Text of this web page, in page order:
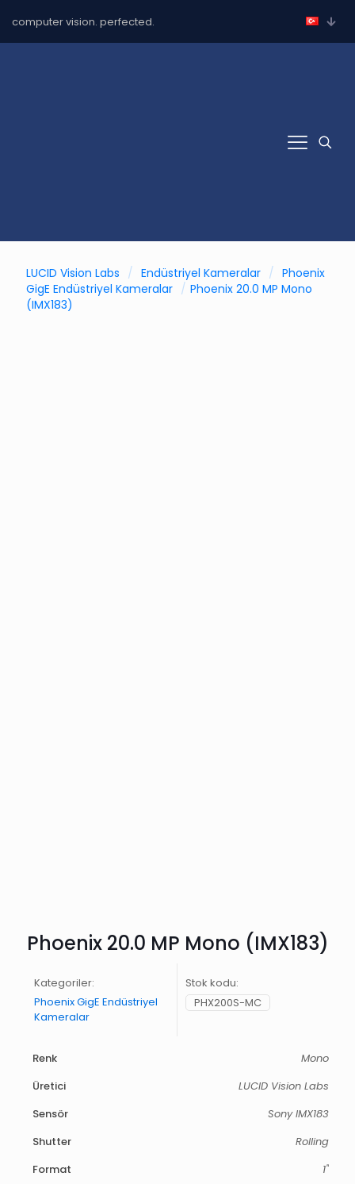
computer vision. perfected.
LUCID Vision Labs / Endüstriyel Kameralar / Phoenix
GigE Endüstriyel Kameralar / Phoenix 20.0 MP Mono
(IMX183)
Phoenix 20.0 MP Mono (IMX183)
Kategoriler:
Phoenix GigE Endüstriyel
Kameralar
Stok kodu:
PHX200S-MC
Renk
Mono
Üretici
LUCID Vision Labs
Sensör
Sony IMX183
Shutter
Rolling
Format
1"